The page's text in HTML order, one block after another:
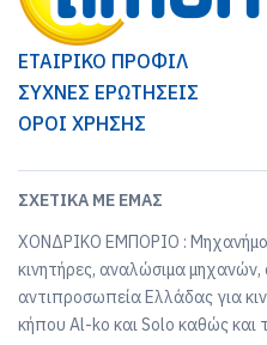
ΕΤΑΙΡΙΚΟ ΠΡΟΦΙΛ
ΣΥΧΝΕΣ ΕΡΩΤΗΣΕΙΣ
ΟΡΟΙ ΧΡΗΣΗΣ
ΣΧΕΤΙΚΆ ΜΕ ΕΜΆΣ
ΧΟΝΔΡΙΚΟ ΕΜΠΟΡΙΟ :
κινητήρες, αναλώσιμα
αντιπροσωπεία Ελλάδας για
κήπου Al-ko και Solo καθώς και